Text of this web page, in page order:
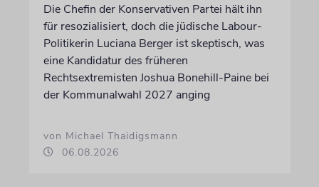
Die Chefin der Konservativen Partei hält ihn
für resozialisiert, doch die jüdische Labour-
Politikerin Luciana Berger ist skeptisch, was
eine Kandidatur des früheren
Rechtsextremisten Joshua Bonehill-Paine bei
der Kommunalwahl 2027 anging
von Michael Thaidigsmann
06.08.2026